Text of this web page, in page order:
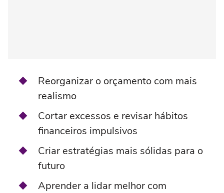
Reorganizar o orçamento com mais
realismo
Cortar excessos e revisar hábitos
financeiros impulsivos
Criar estratégias mais sólidas para o
futuro
Aprender a lidar melhor com